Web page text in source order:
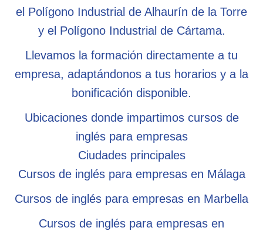
el Polígono Industrial de Alhaurín de la Torre
y el Polígono Industrial de Cártama.
Llevamos la formación directamente a tu
empresa, adaptándonos a tus horarios y a la
bonificación disponible.
Ubicaciones donde impartimos cursos de
inglés para empresas
Ciudades principales
Cursos de inglés para empresas en Málaga
Cursos de inglés para empresas en Marbella
Cursos de inglés para empresas en